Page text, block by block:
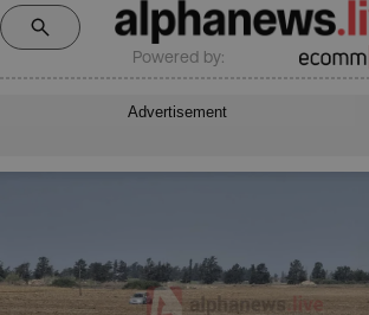
Powered by:
Advertisement